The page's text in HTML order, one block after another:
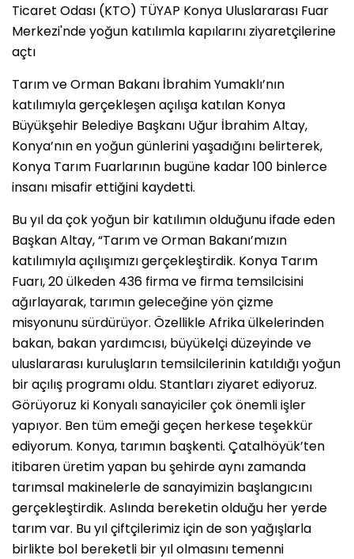
Ticaret Odası (KTO) TÜYAP Konya Uluslararası Fuar
Merkezi'nde yoğun katılımla kapılarını ziyaretçilerine
açtı
Tarım ve Orman Bakanı İbrahim Yumaklı’nın
katılımıyla gerçekleşen açılışa katılan Konya
Büyükşehir Belediye Başkanı Uğur İbrahim Altay,
Konya’nın en yoğun günlerini yaşadığını belirterek,
Konya Tarım Fuarlarının bugüne kadar 100 binlerce
insanı misafir ettiğini kaydetti.
Bu yıl da çok yoğun bir katılımın olduğunu ifade eden
Başkan Altay, “Tarım ve Orman Bakanı’mızın
katılımıyla açılışımızı gerçekleştirdik. Konya Tarım
Fuarı, 20 ülkeden 436 firma ve firma temsilcisini
ağırlayarak, tarımın geleceğine yön çizme
misyonunu sürdürüyor. Özellikle Afrika ülkelerinden
bakan, bakan yardımcısı, büyükelçi düzeyinde ve
uluslararası kuruluşların temsilcilerinin katıldığı yoğun
bir açılış programı oldu. Stantları ziyaret ediyoruz.
Görüyoruz ki Konyalı sanayiciler çok önemli işler
yapıyor. Ben tüm emeği geçen herkese teşekkür
ediyorum. Konya, tarımın başkenti. Çatalhöyük’ten
itibaren üretim yapan bu şehirde aynı zamanda
tarımsal makinelerle de sanayimizin başlangıcını
gerçekleştirdik. Aslında bereketin olduğu her yerde
tarım var. Bu yıl çiftçilerimiz için de son yağışlarla
birlikte bol bereketli bir yıl olmasını temenni